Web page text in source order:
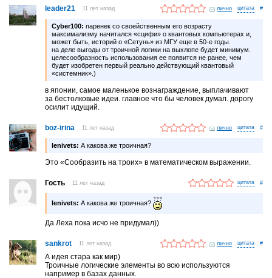
leader21 11 лет назад лично #
Cyber100: паренек со своейственным его возрасту
максимализму начитался «сцифи» о квантовых компьютерах и,
может быть, историй о «Сетунь» из МГУ еще в 50-е годы.
на деле выгоды от троичной логики на выхлопе будет минимум.
целесообразность использования ее появится не ранее, чем
будет изобретен первый реально действующий квантовый
«системник».)
в японии, самое маленькое вознаграждение, выплачивают
за бестолковые идеи. главное что бы человек думал. дорогу
осилит идущий.
boz-irina 11 лет назад лично #
lenivets: А какова же троичная?
Это «Сообразить на троих» в математическом выражении.
Гость 11 лет назад #
lenivets: А какова же троичная?
Да Леха пока исчо не придумал))
sankrot 11 лет назад лично #
А идея стара как мир)
Троичные логические элементы во всю используются
например в базах данных.